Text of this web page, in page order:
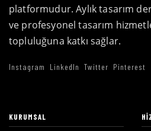
platformudur. Aylık tasarım
ve profesyonel tasarım
topluluğuna katkı sağlar.
Instagram LinkedIn Twitter Pinterest
KURUMSAL